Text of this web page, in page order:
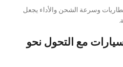
وسرعة الشحن والأداء يجعل
مع التحول نحو